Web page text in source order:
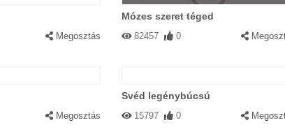
Megosztás
Mózes szeret téged
82457 0
Megosztás
Svéd legénybúcsú
15797 0